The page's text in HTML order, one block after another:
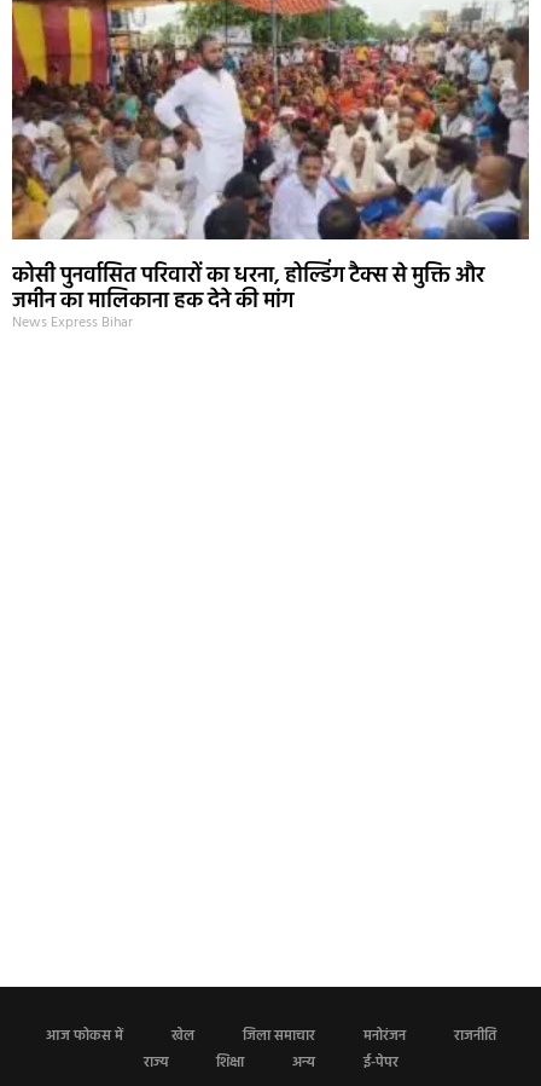
कोसी पुनर्वासित परिवारों का धरना, होल्डिंग टैक्स से मुक्ति और
जमीन का मालिकाना हक देने की मांग
News Express Bihar
आज फोकस में खेल जिला समाचार मनोरंजन
राजनीति
राज्य
शिक्षा अन्य ई-पेपर